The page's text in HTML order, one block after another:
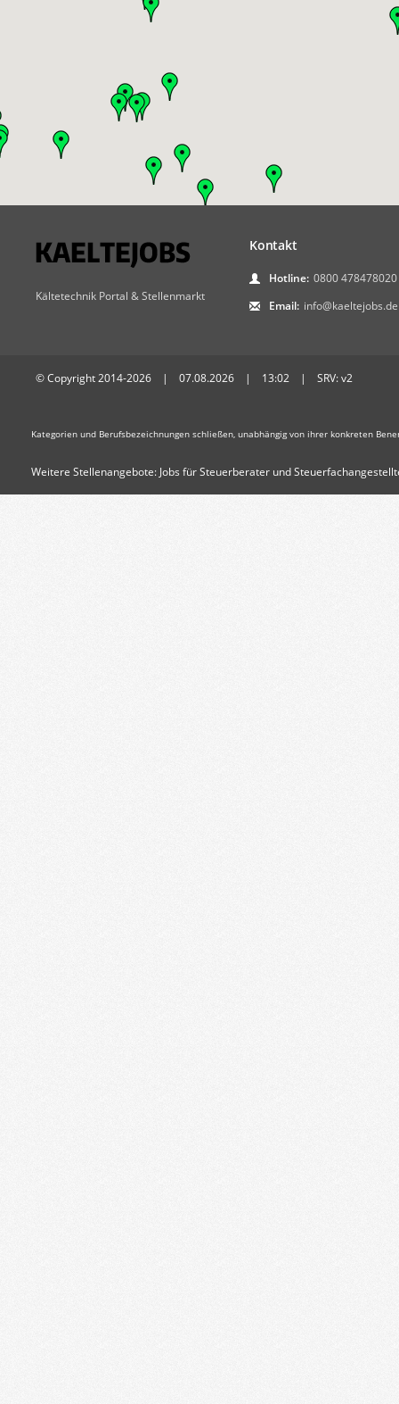
Kältetechnik Portal & Stellenmarkt
Kontakt
Hotline: 0800 478478020
Email: info@kaeltejobs.de
© Copyright 2014-2026 | 07.08.2026 | 13:02 | SRV: v2
Kategorien und Berufsbezeichnungen schließen, unabhängig von ihrer konkreten
Weitere Stellenangebote: Jobs für Steuerberater und